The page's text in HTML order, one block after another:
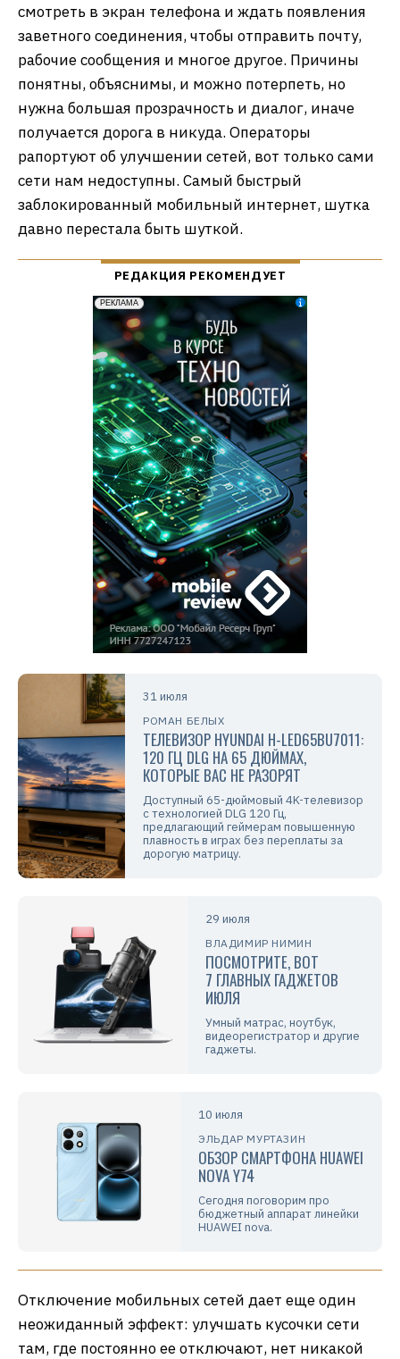
смотреть в экран телефона и ждать появления
заветного соединения, чтобы отправить почту,
рабочие сообщения и многое другое. Причины
понятны, объяснимы, и можно потерпеть, но
нужна большая прозрачность и диалог, иначе
получается дорога в никуда. Операторы
рапортуют об улучшении сетей, вот только сами
сети нам недоступны. Самый быстрый
заблокированный мобильный интернет, шутка
давно перестала быть шуткой.
31 июля
РОМАН БЕЛЫХ
ТЕЛЕВИЗОР HYUNDAI H-LED65BU7011:
120 ГЦ DLG НА 65 ДЮЙМАХ,
КОТОРЫЕ ВАС НЕ РАЗОРЯТ
Доступный 65-дюймовый 4K-телевизор
с технологией DLG 120 Гц,
предлагающий геймерам повышенную
плавность в играх без переплаты за
дорогую матрицу.
29 июля
ВЛАДИМИР НИМИН
ПОСМОТРИТЕ, ВОТ
7 ГЛАВНЫХ ГАДЖЕТОВ
ИЮЛЯ
Умный матрас, ноутбук,
видеорегистратор и другие
гаджеты.
10 июля
ЭЛЬДАР МУРТАЗИН
ОБЗОР СМАРТФОНА HUAWEI
NOVA Y74
Сегодня поговорим про
бюджетный аппарат линейки
HUAWEI nova.
Отключение мобильных сетей дает еще один
неожиданный эффект: улучшать кусочки сети
там, где постоянно ее отключают, нет никакой